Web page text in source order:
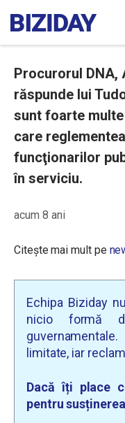
Procurorul DNA,
răspunde lui
sunt foarte
care
funcţionarilor
în serviciu.
acum 8 ani
Citește mai mult pe
Echipa Biziday
nicio formă
limitate, iar
Dacă îți place
pentru